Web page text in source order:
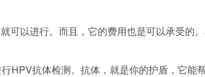
可以进行。而且，它的费用也是可以承受的
HPV抗体检测。抗体，就是你的护盾，它能